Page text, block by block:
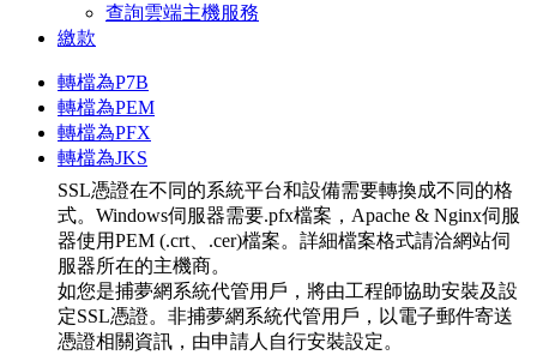
查詢雲端主機服務
繳款
轉檔為P7B
轉檔為PEM
轉檔為PFX
轉檔為JKS
SSL憑證在不同的系統平台和設備需要轉換成不同的格
式。Windows伺服器需要.pfx檔案，Apache & Nginx伺服
器使用PEM (.crt、.cer)檔案。詳細檔案格式請洽網站伺
服器所在的主機商。
如您是捕夢網系統代管用戶，將由工程師協助安裝及設
定SSL憑證。非捕夢網系統代管用戶，以電子郵件寄送
憑證相關資訊，由申請人自行安裝設定。